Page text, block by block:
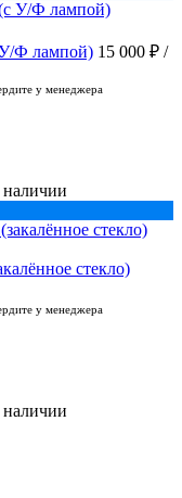
Ф лампой) 15 000 ₽ /
у менеджера
стекло)
у менеджера